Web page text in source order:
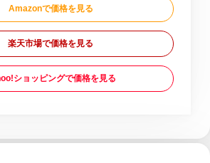
Amazonで価格を見る
楽天市場で価格を見る
ショッピングで価格を見る